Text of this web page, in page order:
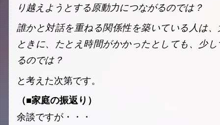
り越えようとする原動力につながるのでは？
誰かと対話を重ねる関係性を築いている人は
ときに、たとえ時間がかかったとしても、少
るのでは？
と考えた次第です。
（■家庭の振返り）
余談ですが・・・